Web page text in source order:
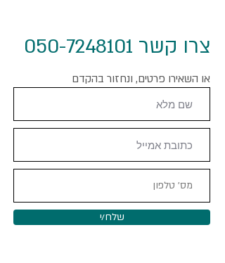
צרו קשר 050-7248101
או השאירו פרטים, ונחזור בהקדם
שלח/י